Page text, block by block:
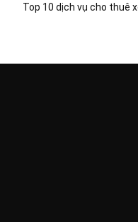
Top 10 dịch vụ cho thuê